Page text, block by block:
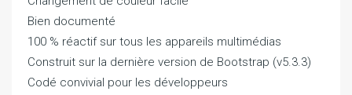
Bien documenté
100 % réactif sur tous les appareils multimédias
Construit sur la dernière version de Bootstrap (v5.3.3)
Codé convivial pour les développeurs